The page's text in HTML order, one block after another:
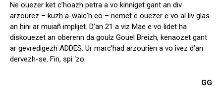
Ne ouezer ket c’hoazh petra a vo kinniget gant an div
arzourez – kuzh a-walc’h eo – nemet e ouezer e vo al liv glas
an hini ar muiañ implijet. D’an 21 a viz Mae e vo lidet ha
diskouezet an oberenn da goulz Gouel Breizh, kenaozet gant
ar gevredigezh ADDES. Ur marc’had arzourien a vo ivez d’an
dervezh-se. Fin, spi ‘zo.
GG